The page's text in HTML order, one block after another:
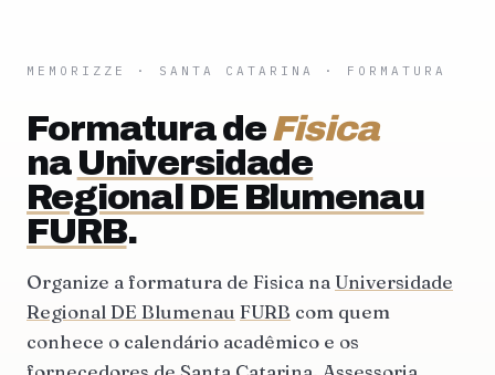
MEMORIZZE · SANTA CATARINA · FORMATURA
Formatura deFisica
na Universidade
Regional DE Blumenau
FURB.
Organize a formatura de Fisica na Universidade
Regional DE Blumenau FURB com quem
conhece o calendário acadêmico e os